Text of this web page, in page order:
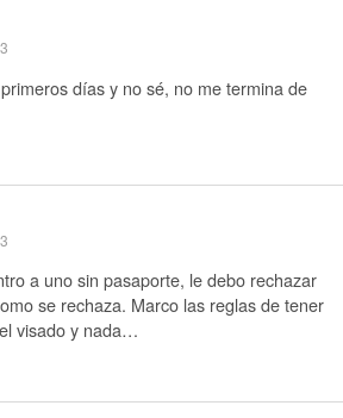
días y no sé, no me termina de
a uno sin pasaporte, le debo rechazar
se rechaza. Marco las reglas de tener
visado y nada…